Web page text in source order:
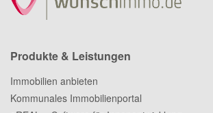
Produkte & Leistungen
Immobilien anbieten
Kommunales Immobilienportal